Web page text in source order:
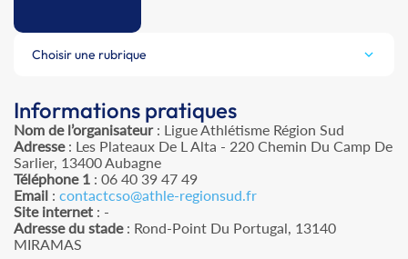
Choisir une rubrique
Informations pratiques
Nom de l’organisateur: Ligue Athlétisme Région Sud
Adresse: Les Plateaux De L Alta - 220 Chemin Du Camp De
Sarlier, 13400 Aubagne
Téléphone 1 : 06 40 39 47 49
Email : contactcso@athle-regionsud.fr
Site internet : -
Adresse du stade: Rond-Point Du Portugal, 13140
MIRAMAS